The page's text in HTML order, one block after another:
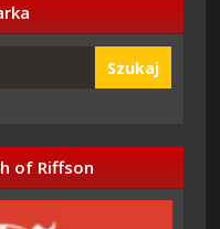
Szukaj
of Riffson